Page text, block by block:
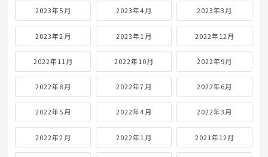
2023年5月 2023年4月 2023年3月
2023年2月 2023年1月 2022年12月
2022年11月 2022年10月 2022年9月
2022年8月 2022年7月 2022年6月
2022年5月 2022年4月 2022年3月
2022年2月 2022年1月 2021年12月